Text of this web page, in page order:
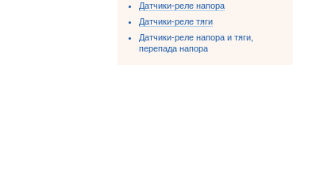
Датчики-реле напора
Датчики-реле тяги
Датчики-реле напора и тяги,
перепада напора